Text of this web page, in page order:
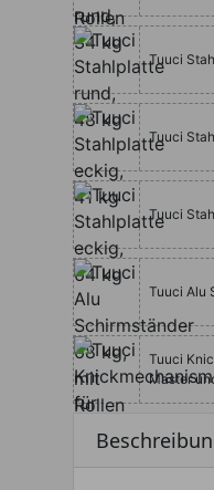
Tuuci
Tuuci
Tuuci
Tuuci Alu
Tuuci
Master